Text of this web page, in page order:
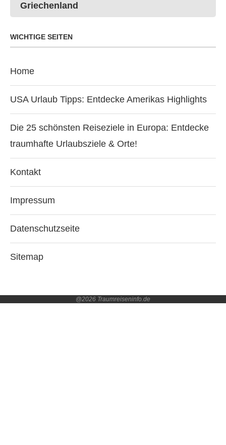
Griechenland
WICHTIGE SEITEN
Home
USA Urlaub Tipps: Entdecke Amerikas Highlights
Die 25 schönsten Reiseziele in Europa: Entdecke
traumhafte Urlaubsziele & Orte!
Kontakt
Impressum
Datenschutzseite
Sitemap
@2026 Traumreiseninfo.de